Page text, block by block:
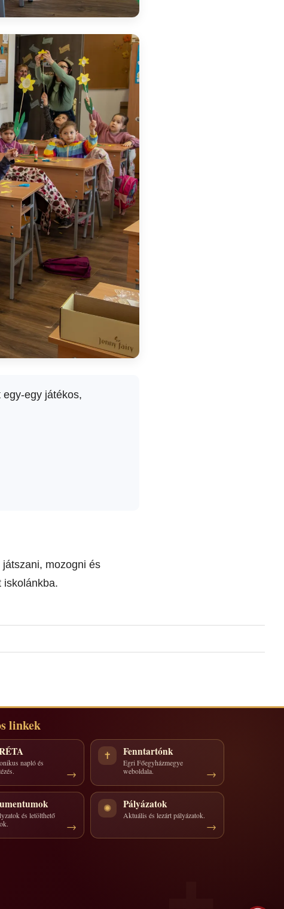
egy játékos,
mozogni és
iskolánkba.
linkek
napló és
✝ Fenntartónk
Egri Főegyházmegye
weboldala.
és letölthető
✺ Pályázatok
Aktuális és lezárt pályázatok.